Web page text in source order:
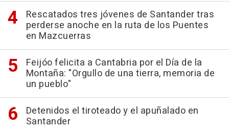
Rescatados tres jóvenes de Santander tras
perderse anoche en la ruta de los Puentes
en Mazcuerras
Feijóo felicita a Cantabria por el Día de la
Montaña: "Orgullo de una tierra, memoria de
un pueblo"
Detenidos el tiroteado y el apuñalado en
Santander